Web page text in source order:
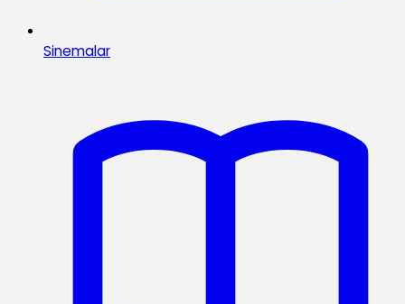
Sinemalar